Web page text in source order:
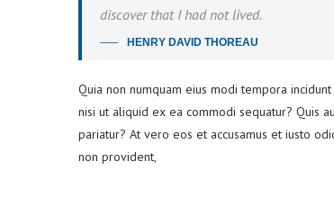
discover that I had not lived.
HENRY DAVID THOREAU
Quia non numquam eius modi tempora
nisi ut aliquid ex ea commodi sequatur? Quis
pariatur? At vero eos et accusamus et iusto
non provident,